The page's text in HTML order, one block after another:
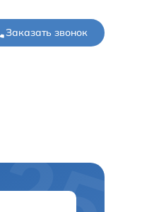
Заказать звонок